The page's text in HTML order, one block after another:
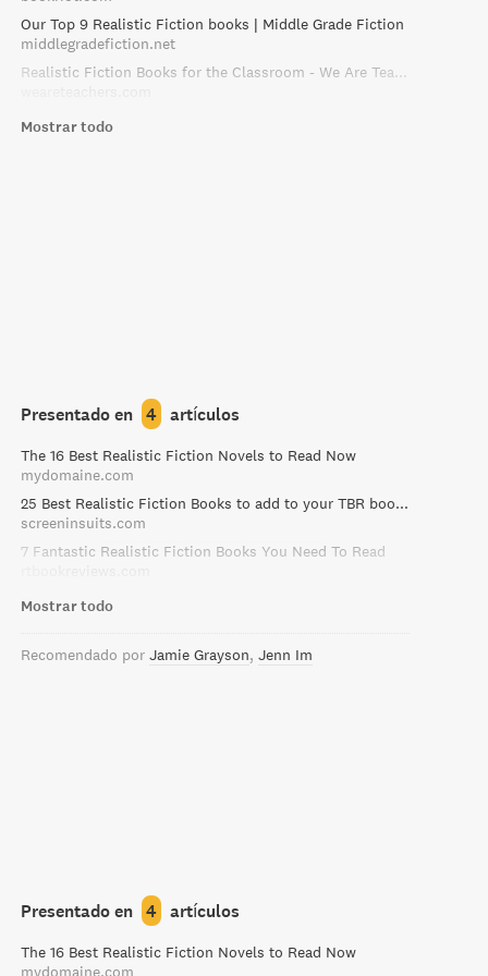
Our Top 9 Realistic Fiction books | Middle Grade Fiction
middlegradefiction.net
Realistic Fiction Books for the Classroom - We Are Teachers
Mostrar todo
Presentado en 4 artículos
The 16 Best Realistic Fiction Novels to Read Now
mydomaine.com
25 Best Realistic Fiction Books to add to your TBR book list! - Screeninsuits
screeninsuits.com
7 Fantastic Realistic Fiction Books You Need To Read
Mostrar todo
Recomendado por Jamie Grayson Jenn Im
Presentado en 4 artículos
The 16 Best Realistic Fiction Novels to Read Now
mydomaine.com